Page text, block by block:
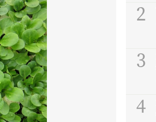
2
3
4